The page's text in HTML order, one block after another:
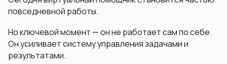
повседневной работы.
Но ключевой момент — он не работает сам по себе.
Он усиливает систему управления задачами и
результатами.